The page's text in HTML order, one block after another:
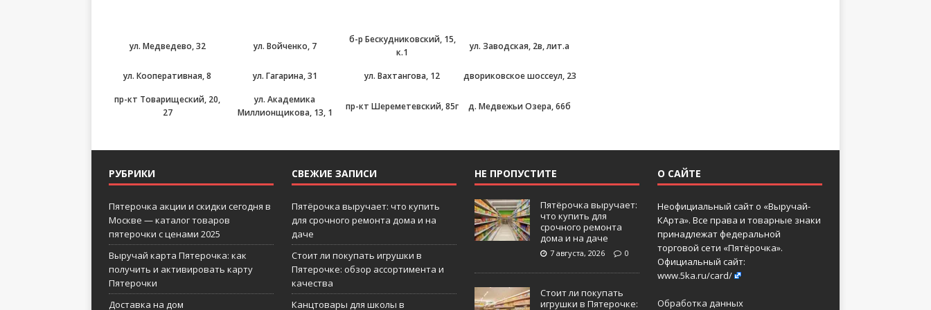
ул. Медведево, 32 ул. Войченко, 7
б-р Бескудниковский, 15,
к.1
ул. Заводская, 2в, лит.а
ул. Кооперативная, 8 ул. Гагарина, 31 ул. Вахтангова, 12
двориковское шоссеул, 23
пр-кт Товарищеский, 20,
27
ул. Академика
Миллионщикова, 13, 1
пр-кт Шереметевский, 85г д. Медвежьи Озера, 66б
РУБРИКИ
Пятерочка акции и скидки сегодня в
Москве — каталог товаров
пятерочки с ценами 2025
Выручай карта Пятерочка: как
получить и активировать карту
Пятерочки
Доставка на дом
СВЕЖИЕ ЗАПИСИ
Пятёрочка выручает: что купить
для срочного ремонта дома и на
даче
Стоит ли покупать игрушки в
Пятерочке: обзор ассортимента и
качества
Канцтовары для школы в
НЕ ПРОПУСТИТЕ
Пятёрочка выручает:
что купить для
срочного ремонта
дома и на даче
7 августа, 2026 0
Стоит ли покупать
игрушки в Пятерочке:
О САЙТЕ
Неофициальный сайт о «Выручай-
КАрта». Все права и товарные знаки
принадлежат федеральной
торговой сети «Пятёрочка».
Официальный сайт:
www.5ka.ru/card/
Обработка данных